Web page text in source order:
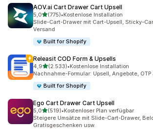
AOV.ai Cart Drawer Cart Upsell
5,0von 5 Sternen
(775)
775 Rezensionen insgesamt
•Kostenlose Installation
Slide-Cart-Drawer mit Cart-Upsell, Sticky-
Versand
Built for Shopify
Releasit COD Form & Upsells
4,9von 5 Sternen
(2.533)
2533 Rezensionen insgesamt
•Kostenlose Installation
Nachnahme-Formular: Upsell, Angebote, OTP
Built for Shopify
Ego Cart Drawer Cart Upsell
5,0von 5 Sternen
(519)
519 Rezensionen insgesamt
•Kostenloser Plan verfügbar
Steigere Umsätze mit Slide-Cart-Drawer,
Gratisgeschenken usw.